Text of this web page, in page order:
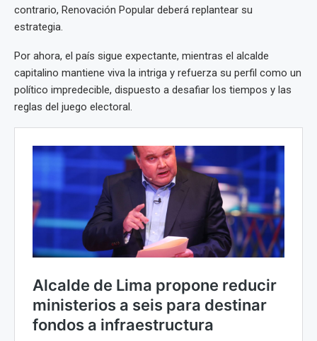
contrario, Renovación Popular deberá replantear su
estrategia.
Por ahora, el país sigue expectante, mientras el alcalde
capitalino mantiene viva la intriga y refuerza su perfil como un
político impredecible, dispuesto a desafiar los tiempos y las
reglas del juego electoral.